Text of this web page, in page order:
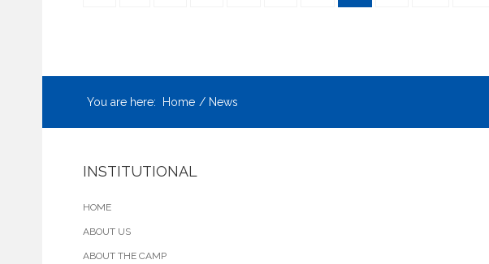
You are here: Home News
INSTITUTIONAL
HOME
ABOUT US
ABOUT THE CAMP